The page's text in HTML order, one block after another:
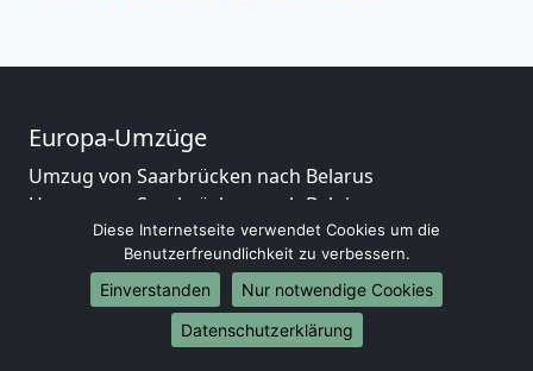
Europa-Umzüge
Umzug von Saarbrücken nach Belarus
Umzug von Saarbrücken nach Belgien
Umzug von Saarbrücken nach Bulgarien
Umzug von Saarbrücken nach Dänemark
Umzug von Saarbrücken nach England
Umzug von Saarbrücken nach Portugal
Umzug von Saarbrücken nach Bosnien
Diese Internetseite verwendet Cookies um die
Benutzerfreundlichkeit zu verbessern.
Einverstanden
Nur notwendige Cookies
Datenschutzerklärung